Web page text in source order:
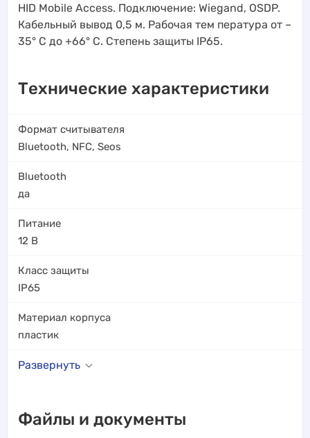
HID Mobile Access. Подключение: Wiegand, OSDP.
Кабельный вывод 0,5 м. Рабочая тем пература от –
35° C до +66° C. Степень защиты IP65.
Технические характеристики
Формат считывателя
Bluetooth, NFC, Seos
Bluetooth
да
Питание
12 В
Класс защиты
IP65
Материал корпуса
пластик
Развернуть
Файлы и документы